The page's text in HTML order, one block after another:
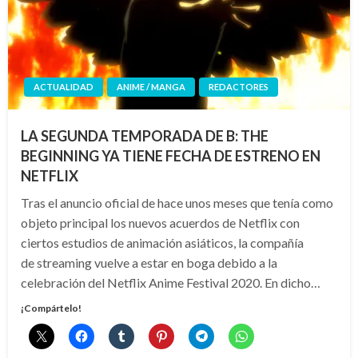
ACTUALIDAD ANIME / MANGA REDACTORES
LA SEGUNDA TEMPORADA DE B: THE
BEGINNING YA TIENE FECHA DE ESTRENO EN
NETFLIX
Tras el anuncio oficial de hace unos meses que tenía como
objeto principal los nuevos acuerdos de Netflix con
ciertos estudios de animación asiáticos, la compañía
de streaming vuelve a estar en boga debido a la
celebración del Netflix Anime Festival 2020. En dicho…
¡Compártelo!